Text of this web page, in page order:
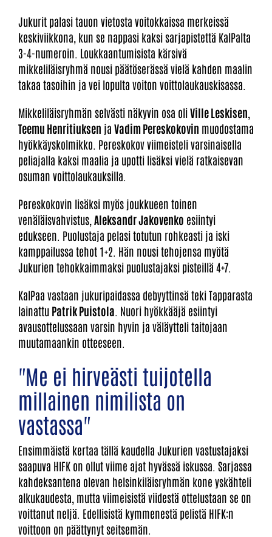
Jukurit palasi tauon vietosta voitokkaissa merkeissä
keskiviikkona, kun se nappasi kaksi sarjapistettä KalPalta
3-4-numeroin. Loukkaantumisista kärsivä
mikkeliläisryhmä nousi päätöserässä vielä kahden maalin
takaa tasoihin ja vei lopulta voiton voittolaukauskisassa.
Mikkeliläisryhmän selvästi näkyvin osa oliVille Leskisen
Teemu Henritiuksen ja Vadim Pereskokovin muodostama
hyökkäyskolmikko. Pereskokov viimeisteli varsinaisella
peliajalla kaksi maalia ja upotti lisäksi vielä ratkaisevan
osuman voittolaukauksilla.
Pereskokovin lisäksi myös joukkueen toinen
venäläisvahvistus, Aleksandr Jakovenko esiintyi
edukseen. Puolustaja pelasi totutun rohkeasti ja iski
kamppailussa tehot 1+2. Hän nousi tehojensa myötä
Jukurien tehokkaimmaksi puolustajaksi pisteillä 4+7.
KalPaa vastaan jukuripaidassa debyyttinsä teki Tapparasta
lainattu Patrik Puistola . Nuori hyökkääjä esiintyi
avausottelussaan varsin hyvin ja väläytteli taitojaan
muutamaankin otteeseen.
"Me ei hirveästi tuijotella
millainen nimilista on
vastassa"
Ensimmäistä kertaa tällä kaudella Jukurien vastustajaksi
saapuva HIFK on ollut viime ajat hyvässä iskussa. Sarjassa
kahdeksantena olevan helsinkiläisryhmän kone yskähteli
alkukaudesta, mutta viimeisistä viidestä ottelustaan se on
voittanut neljä. Edellisistä kymmenestä pelistä HIFK:n
voittoon on päättynyt seitsemän.